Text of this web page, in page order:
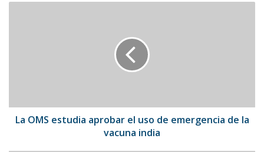
de
La OMS estudia aprobar el uso de emergencia de la
vacuna india